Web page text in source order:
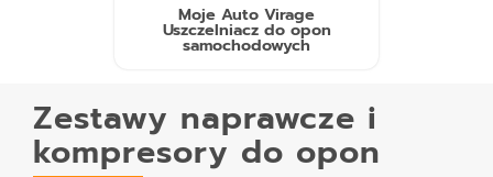
Moje Auto Virage
Uszczelniacz do opon
samochodowych
Zestawy naprawcze i
kompresory do opon